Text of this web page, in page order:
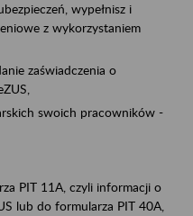
wypełnisz i
z wykorzystaniem
zaświadczenia o
swoich pracowników -
PIT 11A, czyli informacji o
lub do formularza PIT 40A,